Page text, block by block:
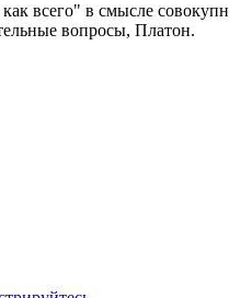
всего" в смысле
вопросы, Платон.